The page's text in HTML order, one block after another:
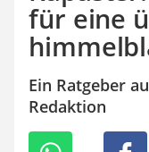
Teleskopleiter
Ameisengift
Pavillon
Sichtschutzstreifen
Akku-Laubbläser
Koifutter
für eine
Ein Ratgeber
Redaktion